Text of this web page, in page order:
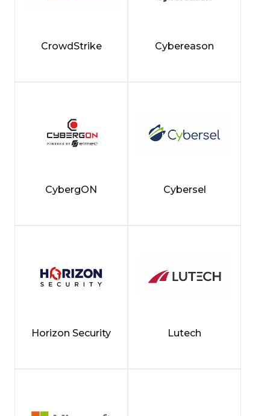
CrowdStrike Cybereason
CybergON Cybersel
Horizon Security Lutech